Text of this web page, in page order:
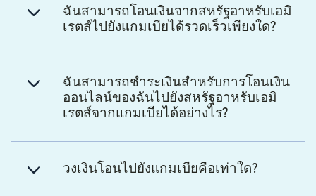
ฉันสามารถโอนเงินจากสหรัฐอาหรับเอมิ
เรตส์ไปยังแกมเบียได้รวดเร็วเพียงใด?
ฉันสามารถชำระเงินสำหรับการโอนเงิน
ออนไลน์ของฉันไปยังสหรัฐอาหรับเอมิ
เรตส์จากแกมเบียได้อย่างไร?
วงเงินโอนไปยังแกมเบียคือเท่าใด?